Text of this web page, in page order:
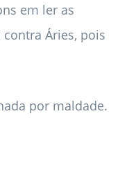
em ler as
Áries, pois
por maldade.